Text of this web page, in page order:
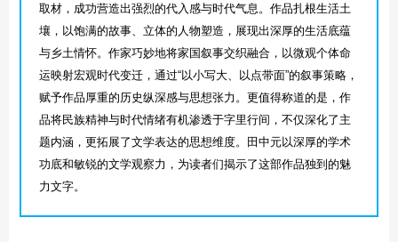
取材，成功营造出强烈的代入感与时代气息。作品扎根生活土
壤，以饱满的故事、立体的人物塑造，展现出深厚的生活底蕴
与乡土情怀。作家巧妙地将家国叙事交织融合，以微观个体命
运映射宏观时代变迁，通过“以小写大、以点带面”的叙事策略，
赋予作品厚重的历史纵深感与思想张力。更值得称道的是，作
品将民族精神与时代情绪有机渗透于字里行间，不仅深化了主
题内涵，更拓展了文学表达的思想维度。田中元以深厚的学术
功底和敏锐的文学观察力，为读者们揭示了这部作品独到的魅
力文字。